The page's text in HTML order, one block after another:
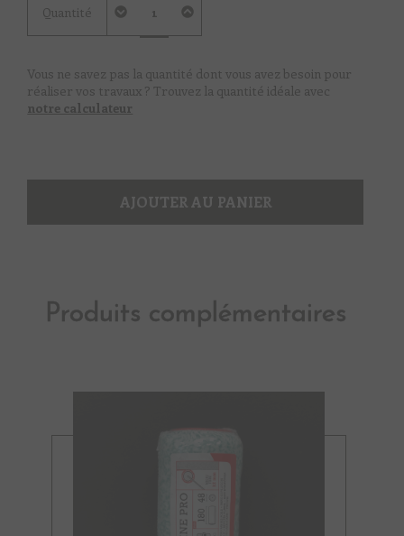
Quantité
de
Blanc
Vous ne savez pas la quantité dont vous avez besoin pour
réaliser vos travaux ? Trouvez la quantité idéale avec
notre calculateur
AJOUTER AU PANIER
Produits complémentaires